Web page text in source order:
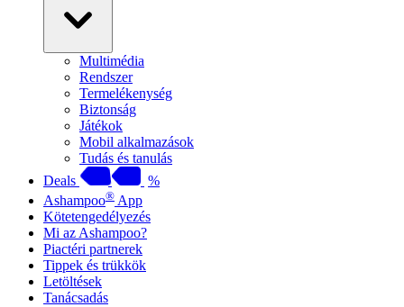
Multimédia
Rendszer
Termelékenység
Biztonság
Játékok
Mobil alkalmazások
Tudás és tanulás
Deals
%
Ashampoo® App
Kötetengedélyezés
Mi az Ashampoo?
Piactéri partnerek
Tippek és trükkök
Letöltések
Tanácsadás